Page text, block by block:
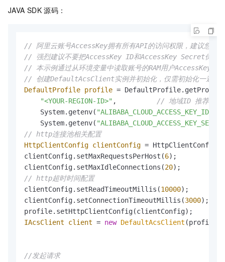
JAVA SDK 源码：
// 阿里云账号AccessKey拥有所有API的访问权限，建议您使用
// 强烈建议不要把AccessKey ID和AccessKey Secret保存到
// 本示例通过从环境变量中读取账号的RAM用户AccessKey，来
// 创建DefaultAcsClient实例并初始化，仅需初始化一遍
DefaultProfile profile =
"<YOUR-REGION-ID>" , // 地域ID 推荐用
    System.getenv(
"ALIBABA_CLOUD_ACCESS_KEY_ID"
    System.getenv(
// http连接池相关配置
HttpClientConfig clientConfig =
clientConfig.setMaxRequestsPerHost(6);
clientConfig.setMaxIdleConnections(20
// http超时时间配置
clientConfig.setReadTimeoutMillis(10000);
clientConfig.setConnectionTimeoutMillis(3000);
IAcsClient
client = new DefaultAcsClient (profile);
//发起请求